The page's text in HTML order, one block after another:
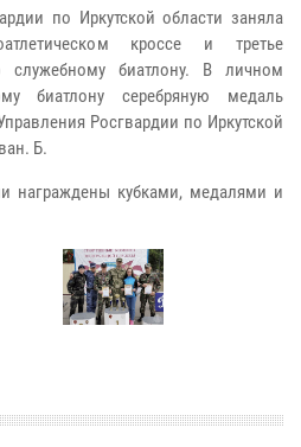
по Иркутской области заняла
кроссе и третье
биатлону. В личном
биатлону серебряную медаль
Росгвардии по Иркутской
Б.
награждены кубками, медалями и